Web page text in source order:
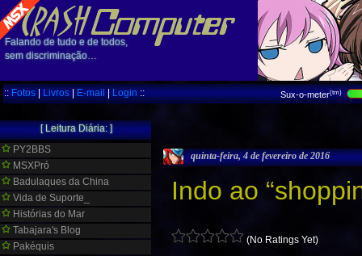
Falando de tudo e de todos,
sem discriminação…
::Fotos|Livros|E-mail|Login:: Sux-o-meter(tm)
quinta-feira, 4 de fevereiro de 2016
Indo ao
(No Ratings Yet)
[ Leitura Diária: ]
PY2BBS
MSXPró
Badulaques da China
Vida de Suporte_
Histórias do Mar
Tabajara's Blog
Pakéquis